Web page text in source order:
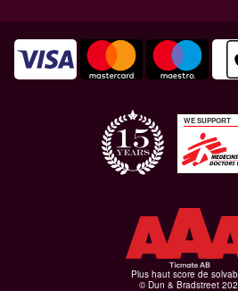
WE SUPPORT
Plus haut score de
© Dun & Bradstreet